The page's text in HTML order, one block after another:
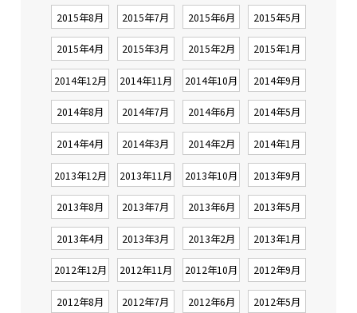
2015年8月 2015年7月 2015年6月 2015年5月
2015年4月 2015年3月 2015年2月 2015年1月
2014年12月 2014年11月 2014年10月 2014年9月
2014年8月 2014年7月 2014年6月 2014年5月
2014年4月 2014年3月 2014年2月 2014年1月
2013年12月 2013年11月 2013年10月 2013年9月
2013年8月 2013年7月 2013年6月 2013年5月
2013年4月 2013年3月 2013年2月 2013年1月
2012年12月 2012年11月 2012年10月 2012年9月
2012年8月 2012年7月 2012年6月 2012年5月